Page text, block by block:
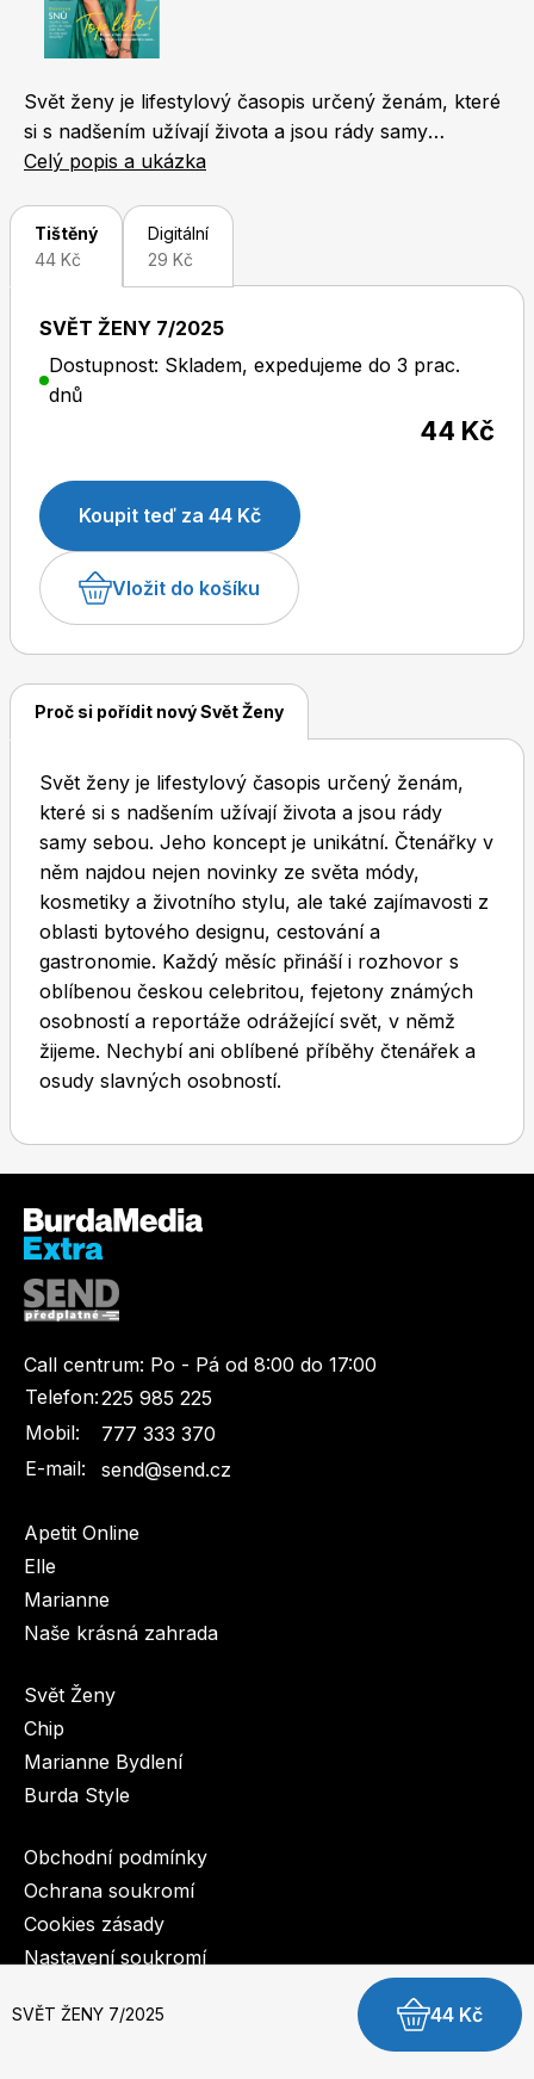
Chip
Sudoku a křížovky
Dětské časopisy
Burda Best of Plus
Burda Best of
Burda Kids
SVĚT ŽENY 7/2025 44 Kč
Svět ženy je lifestylový časopis určený ženám, které
si s nadšením užívají života a jsou rády samy
sebou. Jeho koncept je unikátní. Čtenářky v něm
životního stylu, ale také zajímavosti z oblasti
bytového designu, cestování a gastronomie. Každý
měsíc přináší i rozhovor s oblíbenou českou
celebritou, fejetony známých osobností a reportáže
odrážející svět, v němž žijeme. Nechybí ani oblíbené
příběhy čtenářek a osudy slavných osobností.
Celý popis a ukázka
Tištěný
44 Kč
Digitální
29 Kč
SVĚT ŽENY 7/2025
Dostupnost: Skladem, expedujeme do 3 prac.
dnů
44 Kč
Koupit teď za 44 Kč
Vložit do košíku
Proč si pořídit nový Svět Ženy
Svět ženy je lifestylový časopis určený ženám,
které si s nadšením užívají života a jsou rády
samy sebou. Jeho koncept je unikátní. Čtenářky v
něm najdou nejen novinky ze světa módy,
kosmetiky a životního stylu, ale také zajímavosti z
oblasti bytového designu, cestování a
gastronomie. Každý měsíc přináší i rozhovor s
oblíbenou českou celebritou, fejetony známých
osobností a reportáže odrážející svět, v němž
žijeme. Nechybí ani oblíbené příběhy čtenářek a
osudy slavných osobností.
Call centrum: Po - Pá od 8:00 do 17:00
Telefon:225 985 225
Mobil:
777 333 370
E-mail:
send@send.cz
Apetit Online
Elle
Marianne
Naše krásná zahrada
Svět Ženy
Chip
Marianne Bydlení
Burda Style
Obchodní podmínky
Ochrana soukromí
Cookies zásady
Nastavení soukromí
© 2003-2026 BurdaMedia Extra s.r.o.